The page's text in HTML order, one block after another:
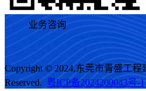
业务咨询
Copyright © 2024,东莞市青盛工
Reserved. 粤ICP备2024200043号-1